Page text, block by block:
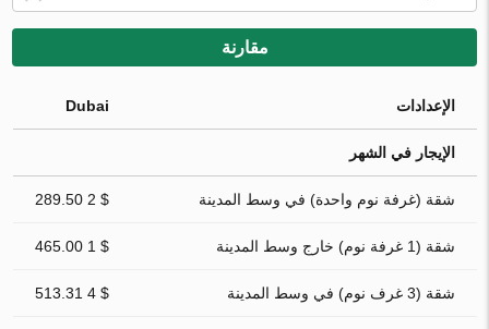
مقارنة
الإعدادات Dubai
الإيجار في الشهر
شقة (غرفة نوم واحدة) في وسط المدينة $ 2 289.50
شقة (1 غرفة نوم) خارج وسط المدينة $ 1 465.00
شقة (3 غرف نوم) في وسط المدينة $ 4 513.31